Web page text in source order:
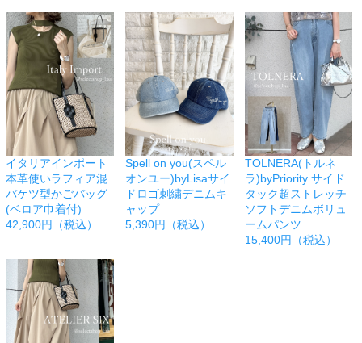
イタリアインポート
本革使いラフィア混
バケツ型かごバッグ
(ベロア巾着付)
42,900円（税込）
Spell on you(スペル
オンユー)byLisaサイ
ドロゴ刺繍デニムキ
ャップ
5,390円（税込）
TOLNERA(トルネ
ラ)byPriority サイド
タック超ストレッチ
ソフトデニムボリュ
ームパンツ
15,400円（税込）